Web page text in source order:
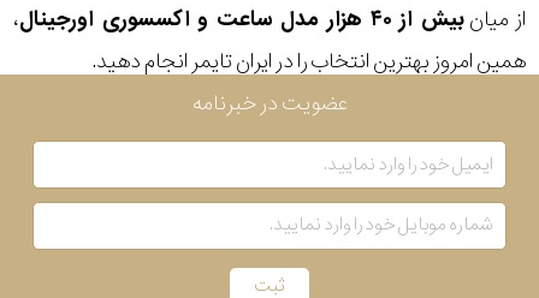
از میانبیش از ۴۰ هزار مدل ساعت و اکسسوری اورجینال
،
همین امروز بهترین انتخاب را در ایران تایمر انجام دهید.
بکار
رفته
ساعت
جنس
عضویت در خبرنامه